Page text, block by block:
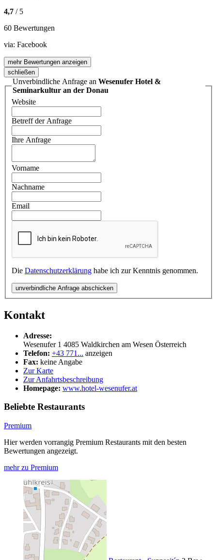
4,7 / 5
60 Bewertungen
via: Facebook
mehr Bewertungen anzeigen
schließen
Unverbindliche Anfrage an Wesenufer Hotel &
Seminarkultur an der Donau
Website
Betreff der Anfrage
Ihre Anfrage
Vorname
Nachname
Email
Die Datenschutzerklärung habe ich zur Kenntnis genommen.
unverbindliche Anfrage abschicken
Kontakt
Adresse:
Wesenufer 1 4085 Waldkirchen am Wesen Österreich
Telefon: +43 771... anzeigen
Fax: keine Angabe
Zur Karte
Zur Anfahrtsbeschreibung
Homepage: www.hotel-wesenufer.at
Beliebte Restaurants
Premium
Hier werden vorrangig Premium Restaurants mit den besten
Bewertungen angezeigt.
mehr zu Premium